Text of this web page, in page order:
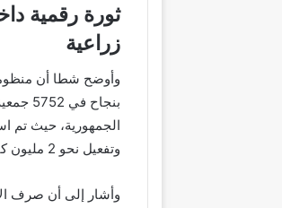
زراعية
وأوضح شطا أن
بنجاح
وتفعيل نحو 2 مليون كارت فعليًا، بما يسمح بصرف الأسمدة إلكترونيًا دون تدخل بشري.